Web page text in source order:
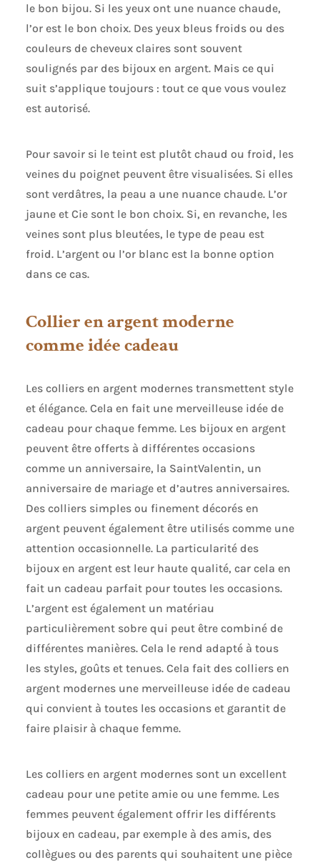
le bon bijou. Si les yeux ont une nuance chaude,
l’or est le bon choix. Des yeux bleus froids ou des
couleurs de cheveux claires sont souvent
soulignés par des bijoux en argent. Mais ce qui
suit s’applique toujours : tout ce que vous voulez
est autorisé.
Pour savoir si le teint est plutôt chaud ou froid, les
veines du poignet peuvent être visualisées. Si elles
sont verdâtres, la peau a une nuance chaude. L’or
jaune et Cie sont le bon choix. Si, en revanche, les
veines sont plus bleutées, le type de peau est
froid. L’argent ou l’or blanc est la bonne option
dans ce cas.
Collier en argent moderne
comme idée cadeau
Les colliers en argent modernes transmettent style
et élégance. Cela en fait une merveilleuse idée de
cadeau pour chaque femme. Les bijoux en argent
peuvent être offerts à différentes occasions
comme un anniversaire, la SaintValentin, un
anniversaire de mariage et d’autres anniversaires.
Des colliers simples ou finement décorés en
argent peuvent également être utilisés comme une
attention occasionnelle. La particularité des
bijoux en argent est leur haute qualité, car cela en
fait un cadeau parfait pour toutes les occasions.
L’argent est également un matériau
particulièrement sobre qui peut être combiné de
différentes manières. Cela le rend adapté à tous
les styles, goûts et tenues. Cela fait des colliers en
argent modernes une merveilleuse idée de cadeau
qui convient à toutes les occasions et garantit de
faire plaisir à chaque femme.
Les colliers en argent modernes sont un excellent
cadeau pour une petite amie ou une femme. Les
femmes peuvent également offrir les différents
bijoux en cadeau, par exemple à des amis, des
collègues ou des parents qui souhaitent une pièce